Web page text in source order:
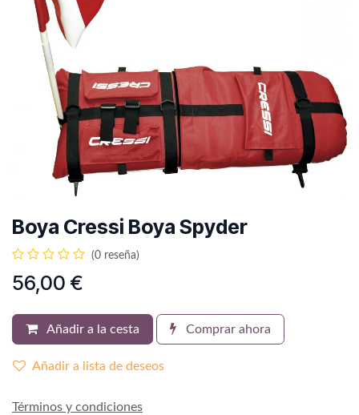
Boya Cressi Boya Spyder
(0 reseña)
56,00 €
Añadir a la cesta Comprar ahora
Añadir a lista de deseos
Términos y condiciones